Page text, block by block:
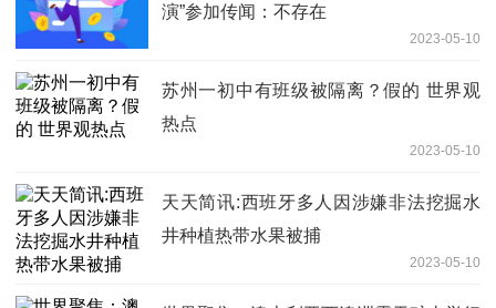
演”参加传闻：不存在
2023-05-10
苏州一初中有班级被隔离？假的 世界观
热点
2023-05-10
天天简讯:西班牙多人因涉嫌非法挖掘水
井种植热带水果被捕
2023-05-10